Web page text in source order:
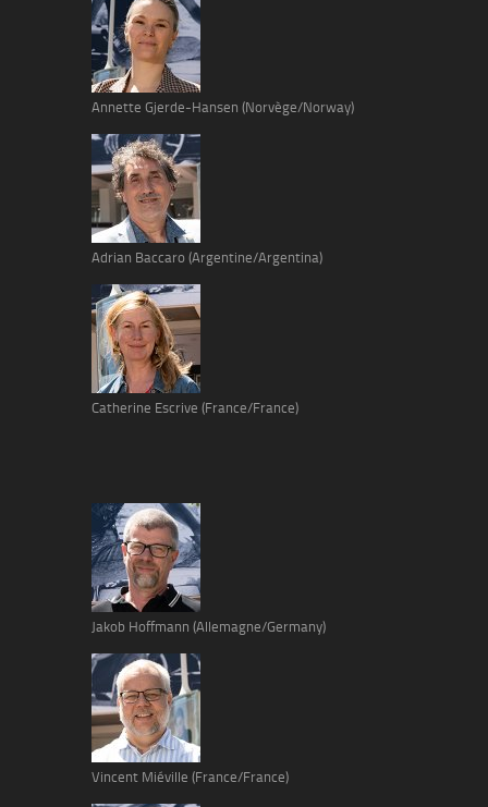
Annette Gjerde-Hansen (Norvège/Norway)
Adrian Baccaro (Argentine/Argentina)
Catherine Escrive (France/France)
Jakob Hoffmann (Allemagne/Germany)
Vincent Miéville (France/France)